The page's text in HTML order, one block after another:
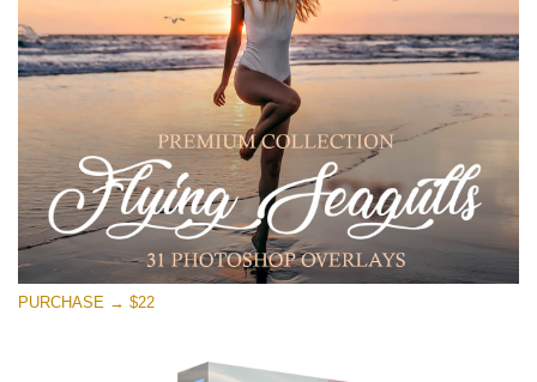
Large 6000*4000px
मुफ्त डाउनलोड
PURCHASE → $22